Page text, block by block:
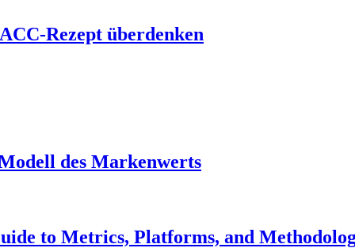
Rezept überdenken
des Markenwerts
to Metrics, Platforms, and